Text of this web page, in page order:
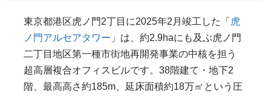
東京都港区虎ノ門2丁目に2025年2月竣工した「 虎
ノ門アルセアタワー 」は、約2.9haにも及ぶ虎ノ門
二丁目地区第一種市街地再開発事業の中核を担う
超高層複合オフィスビルです。38階建て・地下2
階、最高高さ約185m、延床面積約18万㎡という圧